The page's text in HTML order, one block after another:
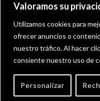
Valoramos su
Utilizamos cookies para
ofrecer anuncios o
nuestro tráfico. Al hacer
consiente nuestro uso de
Personalizar English (